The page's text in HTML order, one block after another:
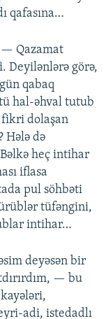
qafasına…
— Qazamat
Deyilənlərə görə,
qabaq
hal-əhval tutub
fikri dolaşan
Hələ də
heç intihar
iflasa
pul söhbəti
tüfəngini,
intihar…
deyəsən bir
— bu
adi, istedadlı